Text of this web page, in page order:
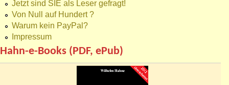
Jetzt sind SIE als Leser gefragt!
Von Null auf Hundert ?
Warum kein PayPal?
Impressum
Hahn-e-Books (PDF, ePub)